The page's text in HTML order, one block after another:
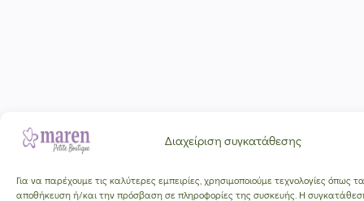
Διαχείριση συγκατάθεσης
Για να παρέχουμε τις καλύτερες εμπειρίες, χρησιμοποιούμε τεχνολογίες όπως
αποθήκευση ή/και την πρόσβαση σε πληροφορίες της συσκευής. Η